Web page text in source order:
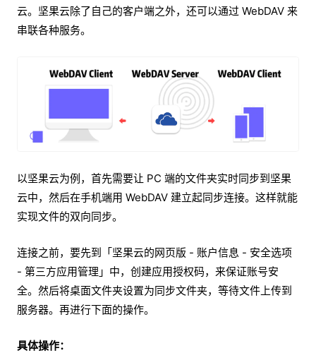
云。坚果云除了自己的客户端之外，还可以通过 WebDAV 来
串联各种服务。
以坚果云为例，首先需要让 PC 端的文件夹实时同步到坚果
云中，然后在手机端用 WebDAV 建立起同步连接。这样就能
实现文件的双向同步。
连接之前，要先到「坚果云的网页版 - 账户信息 - 安全选项
- 第三方应用管理」中，创建应用授权码，来保证账号安
全。然后将桌面文件夹设置为同步文件夹，等待文件上传到
服务器。再进行下面的操作。
具体操作：